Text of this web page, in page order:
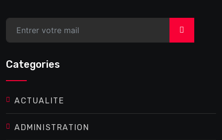
>
Categories
ACTUALITE
ADMINISTRATION